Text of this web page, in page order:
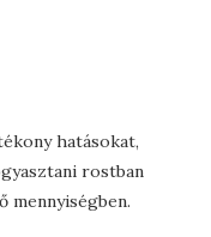
hatásokat,
rostban
mennyiségben.